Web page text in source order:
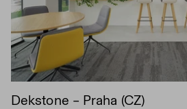
Dekstone – Praha (CZ)